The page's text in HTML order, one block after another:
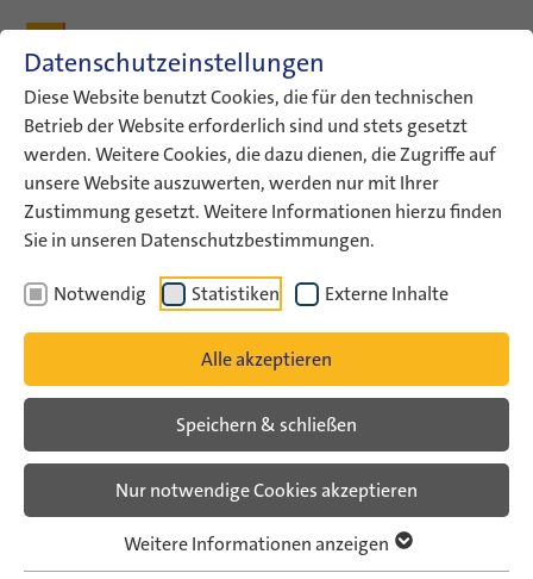
Datenschutzeinstellungen
Diese Website benutzt Cookies, die für den technischen
Betrieb der Website erforderlich sind und stets gesetzt
werden. Weitere Cookies, die dazu dienen, die Zugriffe auf
unsere Website auszuwerten, werden nur mit Ihrer
Zustimmung gesetzt. Weitere Informationen hierzu finden
Sie in unseren Datenschutzbestimmungen.
Notwendig Statistiken Externe Inhalte
Alle akzeptieren
Speichern & schließen
Nur notwendige Cookies akzeptieren
Weitere Informationen anzeigen
ConAct Über uns Archiv
Veranstaltungsarchiv
Veranstaltungsarchiv Liste
Veranstaltungsarchiv